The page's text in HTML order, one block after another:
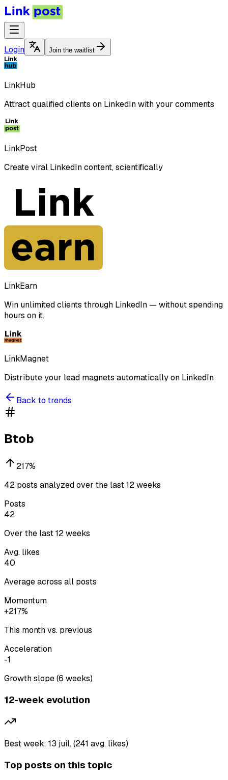
Login Join the waitlist
LinkHub
Attract qualified clients on LinkedIn with your comments
LinkPost
Create viral LinkedIn content, scientifically
LinkEarn
Win unlimited clients through LinkedIn — without spending
hours on it.
LinkMagnet
Distribute your lead magnets automatically on LinkedIn
Back to trends
Btob
217%
42 posts analyzed over the last 12 weeks
Posts
42
Over the last 12 weeks
Avg. likes
40
Average across all posts
Momentum
+217%
This month vs. previous
Acceleration
-1
Growth slope (6 weeks)
12-week evolution
Best week: 13 juil. (241 avg. likes)
Top posts on this topic